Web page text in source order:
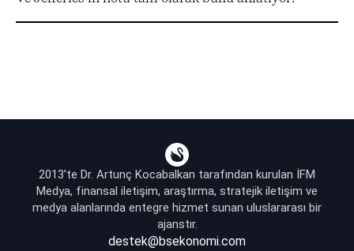
2013’te Dr. Artunç Kocabalkan tarafından kurulan İFM
Medya, finansal iletişim, araştırma, stratejik iletişim ve
medya alanlarında entegre hizmet sunan uluslararası bir
ajanstır.
destek@bsekonomi.com